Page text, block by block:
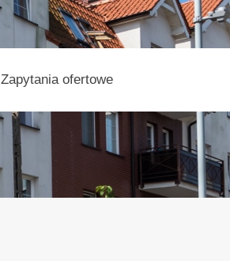
Zapytania ofertowe